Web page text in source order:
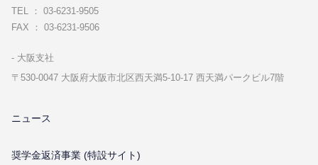
TEL ： 03-6231-9505
FAX ： 03-6231-9506
⼤阪⽀社
〒530-0047 ⼤阪府⼤阪市北区⻄天満5-10-17 ⻄天満パークビル7階
ニュース
奨学金返済事業 (特設サイト)